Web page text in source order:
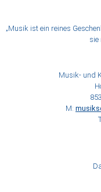
„Musik ist ein reines
sie
Musik- und
M: